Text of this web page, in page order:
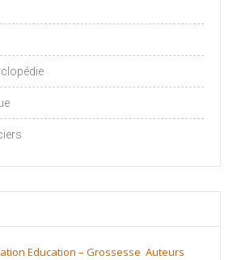
Education – Grossesse Auteurs